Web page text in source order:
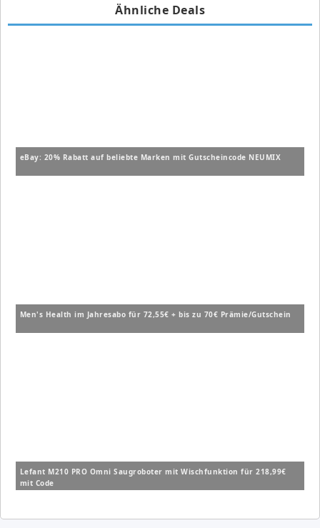
Ähnliche Deals
eBay: 20% Rabatt auf beliebte Marken mit Gutscheincode NEUMIX
Men's Health im Jahresabo für 72,55€ + bis zu 70€ Prämie/Gutschein
Lefant M210 PRO Omni Saugroboter mit Wischfunktion für 218,99€
mit Code